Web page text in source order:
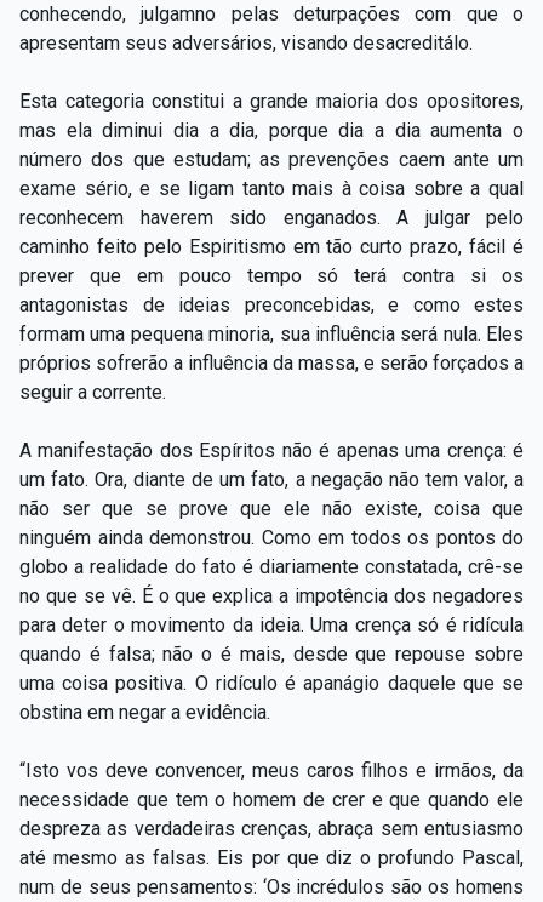
conhecendo, julgamno pelas deturpações com que o
apresentam seus adversários, visando desacreditálo.
Esta categoria constitui a grande maioria dos opositores,
mas ela diminui dia a dia, porque dia a dia aumenta o
número dos que estudam; as prevenções caem ante um
exame sério, e se ligam tanto mais à coisa sobre a qual
reconhecem haverem sido enganados. A julgar pelo
caminho feito pelo Espiritismo em tão curto prazo, fácil é
prever que em pouco tempo só terá contra si os
antagonistas de ideias preconcebidas, e como estes
formam uma pequena minoria, sua influência será nula. Eles
próprios sofrerão a influência da massa, e serão forçados a
seguir a corrente.
A manifestação dos Espíritos não é apenas uma crença: é
um fato. Ora, diante de um fato, a negação não tem valor, a
não ser que se prove que ele não existe, coisa que
ninguém ainda demonstrou. Como em todos os pontos do
globo a realidade do fato é diariamente constatada, crê-se
no que se vê. É o que explica a impotência dos negadores
para deter o movimento da ideia. Uma crença só é ridícula
quando é falsa; não o é mais, desde que repouse sobre
uma coisa positiva. O ridículo é apanágio daquele que se
obstina em negar a evidência.
“Isto vos deve convencer, meus caros filhos e irmãos, da
necessidade que tem o homem de crer e que quando ele
despreza as verdadeiras crenças, abraça sem entusiasmo
até mesmo as falsas. Eis por que diz o profundo Pascal,
num de seus pensamentos: ‘Os incrédulos são os homens